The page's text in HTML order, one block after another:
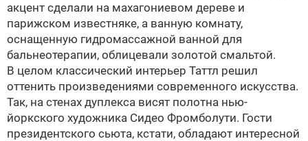
акцент сделали на махагониевом дереве и
парижском известняке, а ванную комнату,
оснащенную гидромассажной ванной для
бальнеотерапии, облицевали золотой смальтой.
В целом классический интерьер Таттл решил
оттенить произведениями современного искусства.
Так, на стенах дуплекса висят полотна нью-
йоркского художника Сидео Фромболути. Гости
президентского сьюта, кстати, обладают интересной